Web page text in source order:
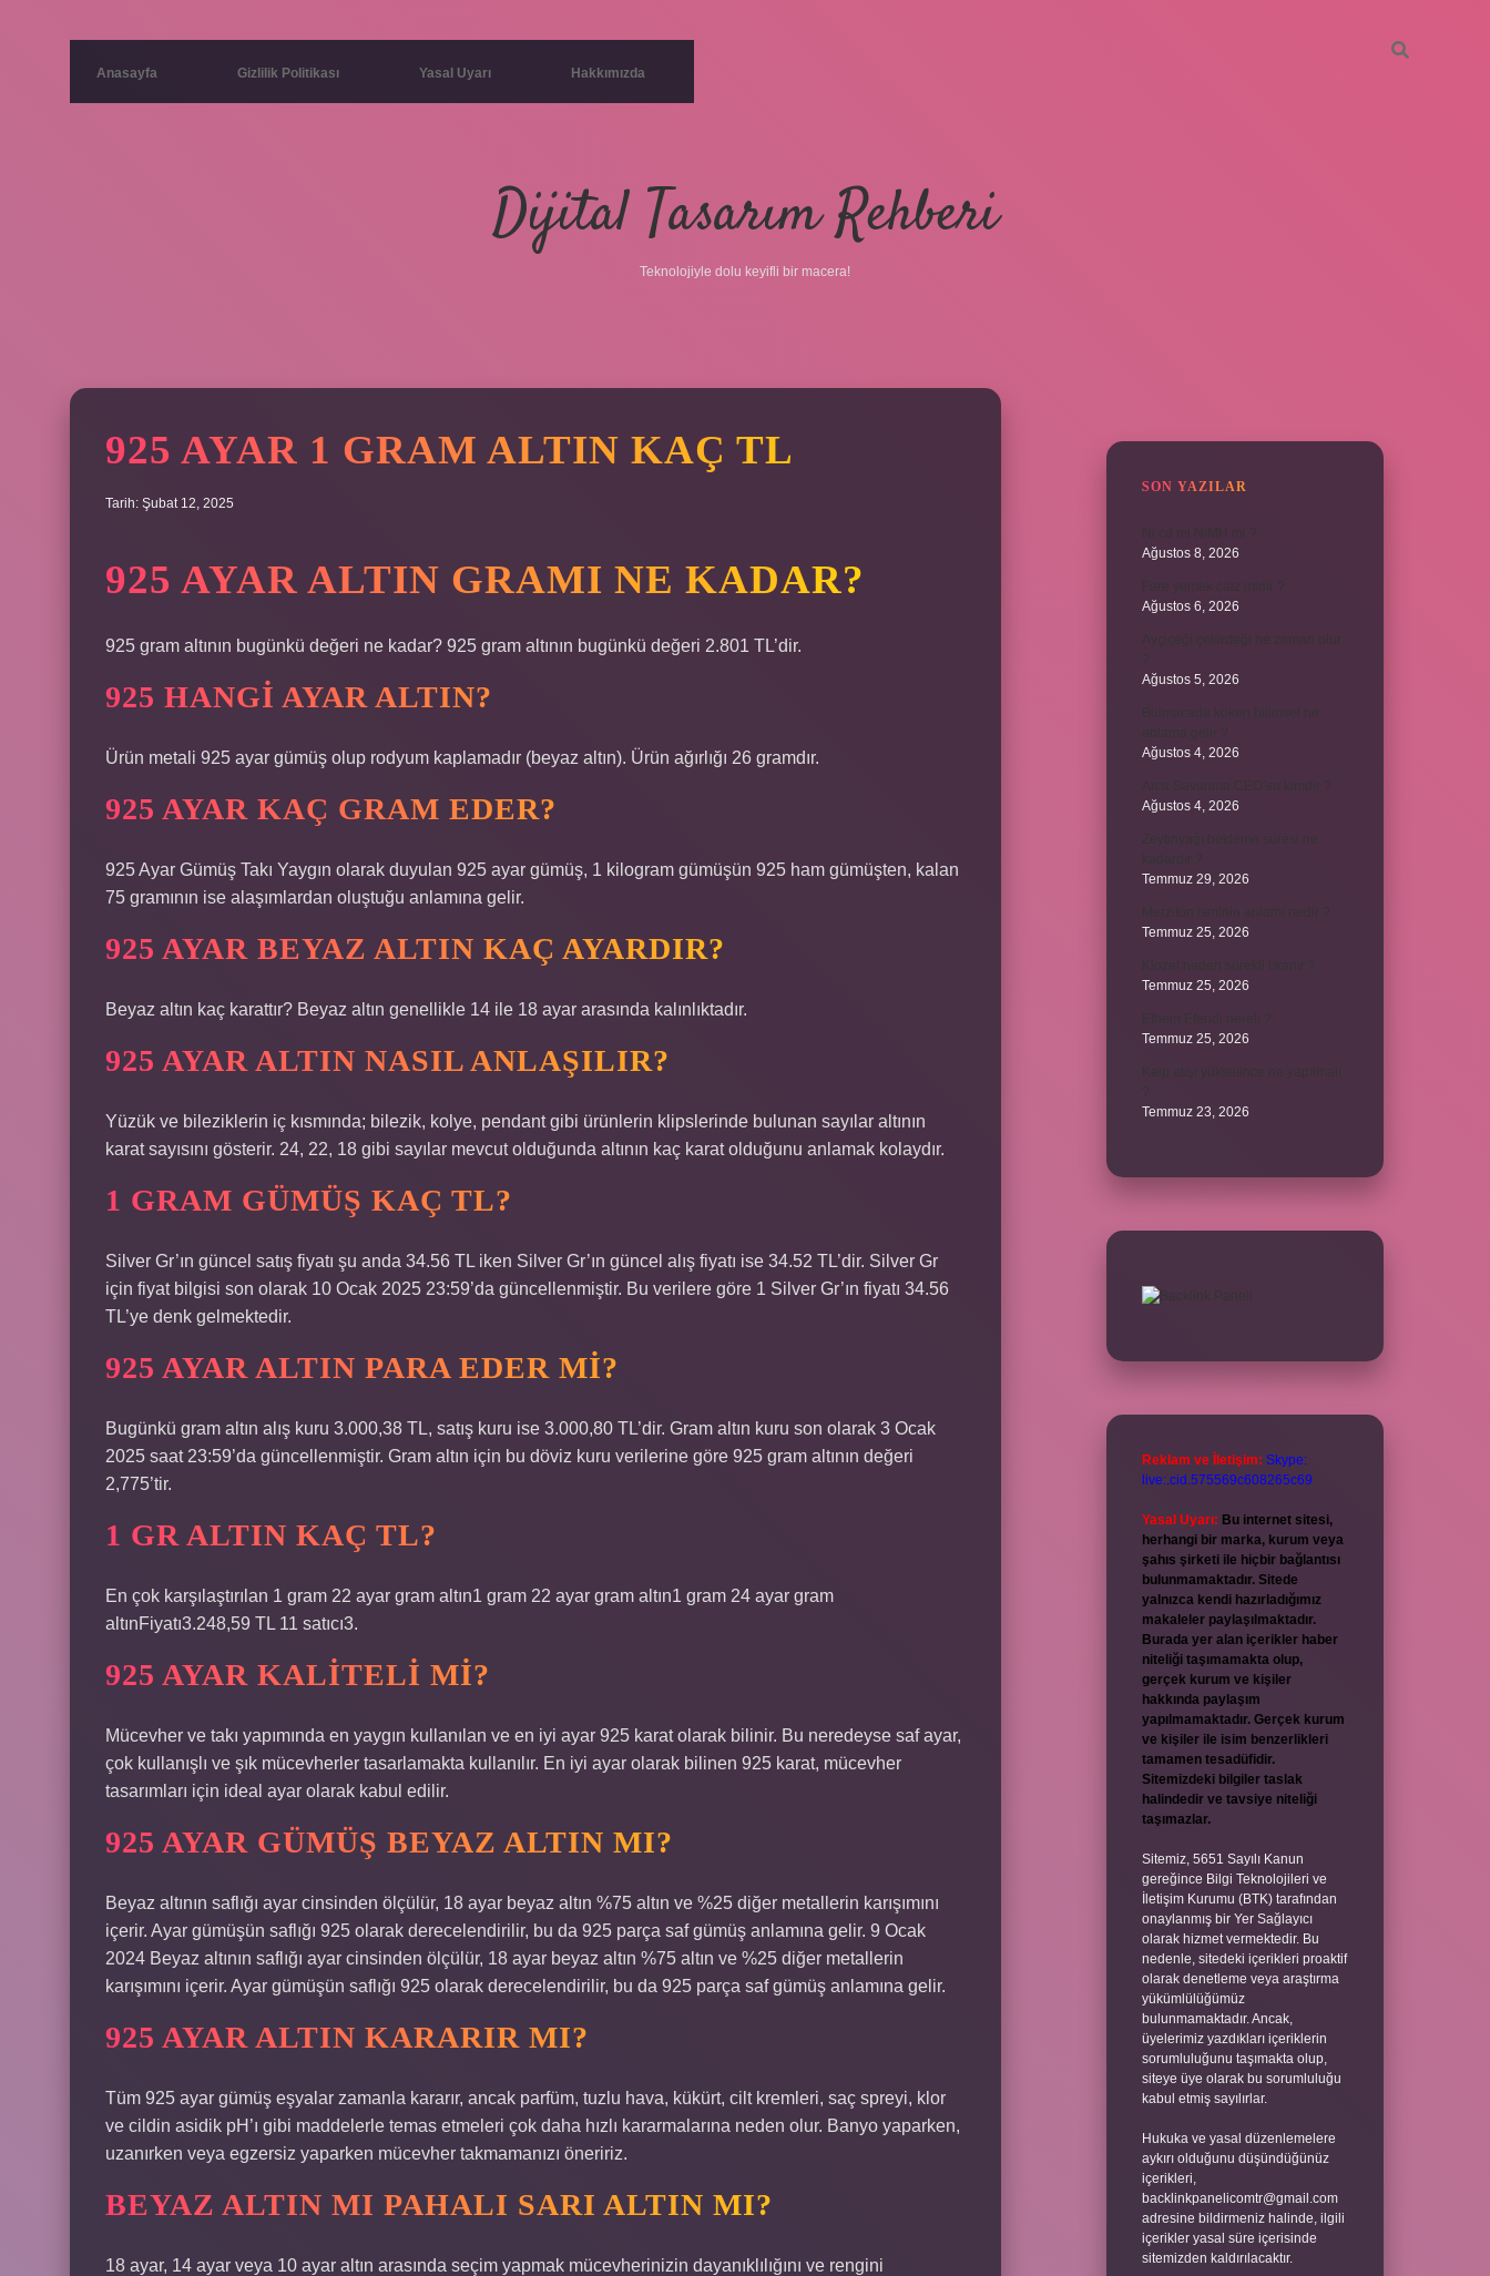
Anasayfa Gizlilik Politikası Yasal Uyarı Hakkımızda
Dijital Tasarım Rehberi
Teknolojiyle dolu keyifli bir macera!
925 AYAR 1 GRAM ALTIN KAÇ TL
Tarih: Şubat 12, 2025
925 AYAR ALTIN GRAMI NE KADAR?
925 gram altının bugünkü değeri ne kadar? 925 gram altının bugünkü değeri 2.801 TL’dir.
925 HANGI AYAR ALTIN?
Ürün metali 925 ayar gümüş olup rodyum kaplamadır (beyaz altın). Ürün ağırlığı 26 gramdır.
925 AYAR KAÇ GRAM EDER?
925 Ayar Gümüş Takı Yaygın olarak duyulan 925 ayar gümüş, 1 kilogram gümüşün 925 ham gümüşten, kalan
75 gramının ise alaşımlardan oluştuğu anlamına gelir.
925 AYAR BEYAZ ALTIN KAÇ AYARDIR?
Beyaz altın kaç karattır? Beyaz altın genellikle 14 ile 18 ayar arasında kalınlıktadır.
925 AYAR ALTIN NASIL ANLAŞILIR?
Yüzük ve bileziklerin iç kısmında; bilezik, kolye, pendant gibi ürünlerin klipslerinde bulunan sayılar altının
karat sayısını gösterir. 24, 22, 18 gibi sayılar mevcut olduğunda altının kaç karat olduğunu anlamak kolaydır.
1 GRAM GÜMÜŞ KAÇ TL?
Silver Gr’ın güncel satış fiyatı şu anda 34.56 TL iken Silver Gr’ın güncel alış fiyatı ise 34.52 TL’dir. Silver Gr
için fiyat bilgisi son olarak 10 Ocak 2025 23:59’da güncellenmiştir. Bu verilere göre 1 Silver Gr’ın fiyatı 34.56
TL’ye denk gelmektedir.
925 AYAR ALTIN PARA EDER MI?
Bugünkü gram altın alış kuru 3.000,38 TL, satış kuru ise 3.000,80 TL’dir. Gram altın kuru son olarak 3 Ocak
2025 saat 23:59’da güncellenmiştir. Gram altın için bu döviz kuru verilerine göre 925 gram altının değeri
2,775’tir.
1 GR ALTIN KAÇ TL?
En çok karşılaştırılan 1 gram 22 ayar gram altın1 gram 22 ayar gram altın1 gram 24 ayar gram
altınFiyatı3.248,59 TL 11 satıcı3.
925 AYAR KALITELI MI?
Mücevher ve takı yapımında en yaygın kullanılan ve en iyi ayar 925 karat olarak bilinir. Bu neredeyse saf ayar,
çok kullanışlı ve şık mücevherler tasarlamakta kullanılır. En iyi ayar olarak bilinen 925 karat, mücevher
tasarımları için ideal ayar olarak kabul edilir.
925 AYAR GÜMÜŞ BEYAZ ALTIN MI?
Beyaz altının saflığı ayar cinsinden ölçülür, 18 ayar beyaz altın %75 altın ve %25 diğer metallerin karışımını
içerir. Ayar gümüşün saflığı 925 olarak derecelendirilir, bu da 925 parça saf gümüş anlamına gelir. 9 Ocak
2024 Beyaz altının saflığı ayar cinsinden ölçülür, 18 ayar beyaz altın %75 altın ve %25 diğer metallerin
karışımını içerir. Ayar gümüşün saflığı 925 olarak derecelendirilir, bu da 925 parça saf gümüş anlamına gelir.
925 AYAR ALTIN KARARIR MI?
Tüm 925 ayar gümüş eşyalar zamanla kararır, ancak parfüm, tuzlu hava, kükürt, cilt kremleri, saç spreyi, klor
ve cildin asidik pH’ı gibi maddelerle temas etmeleri çok daha hızlı kararmalarına neden olur. Banyo yaparken,
uzanırken veya egzersiz yaparken mücevher takmamanızı öneririz.
BEYAZ ALTIN MI PAHALI SARI ALTIN MI?
18 ayar, 14 ayar veya 10 ayar altın arasında seçim yapmak mücevherinizin dayanıklılığını ve rengini
SON YAZILAR
Ni cd mi NiMH mi ?
Ağustos 8, 2026
Ağustos 6, 2026
Ağustos 5, 2026
Bulmacada köken bilimsel ne
Ağustos 4, 2026
Ağustos 4, 2026
Temmuz 29, 2026
Temmuz 25, 2026
Temmuz 25, 2026
Temmuz 25, 2026
Temmuz 23, 2026
Reklam ve İletişim: Skype:
live:.cid.575569c608265c69
Yasal Uyarı: Bu internet sitesi,
herhangi bir marka, kurum veya
şahıs şirketi ile hiçbir bağlantısı
bulunmamaktadır. Sitede
yalnızca kendi hazırladığımız
makaleler paylaşılmaktadır.
Burada yer alan içerikler haber
niteliği taşımamakta olup,
gerçek kurum ve kişiler
hakkında paylaşım
yapılmamaktadır. Gerçek kurum
ve kişiler ile isim benzerlikleri
tamamen tesadüfidir.
Sitemizdeki bilgiler taslak
halindedir ve tavsiye niteliği
taşımazlar.
Sitemiz, 5651 Sayılı Kanun
gereğince Bilgi Teknolojileri ve
İletişim Kurumu (BTK) tarafından
onaylanmış bir Yer Sağlayıcı
olarak hizmet vermektedir. Bu
nedenle, sitedeki içerikleri proaktif
olarak denetleme veya araştırma
yükümlülüğümüz
bulunmamaktadır. Ancak,
üyelerimiz yazdıkları içeriklerin
sorumluluğunu taşımakta olup,
siteye üye olarak bu sorumluluğu
kabul etmiş sayılırlar.
Hukuka ve yasal düzenlemelere
aykırı olduğunu düşündüğünüz
içerikleri,
backlinkpanelicomtr@gmail.com
adresine bildirmeniz halinde, ilgili
içerikler yasal süre içerisinde
sitemizden kaldırılacaktır.